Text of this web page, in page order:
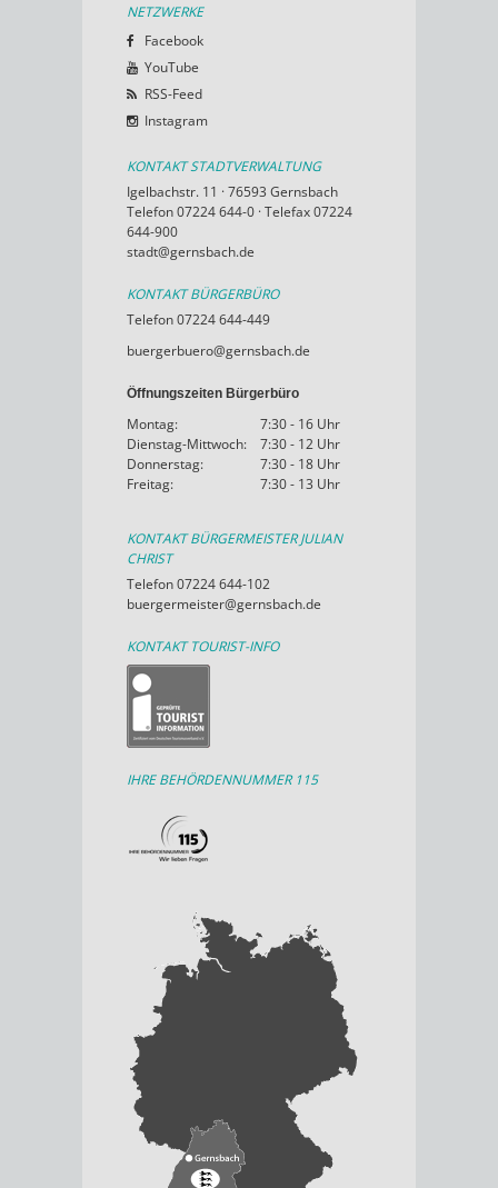
NETZWERKE
Facebook
YouTube
RSS-Feed
Instagram
KONTAKT STADTVERWALTUNG
Igelbachstr. 11 · 76593 Gernsbach
Telefon 07224 644-0 · Telefax 07224
644-900
stadt@gernsbach.de
KONTAKT BÜRGERBÜRO
Telefon 07224 644-449
buergerbuero@gernsbach.de
Öffnungszeiten Bürgerbüro
Montag:
7:30 - 16 Uhr
Dienstag-Mittwoch:
7:30 - 12 Uhr
Donnerstag:
7:30 - 18 Uhr
Freitag:
7:30 - 13 Uhr
KONTAKT BÜRGERMEISTER JULIAN
CHRIST
Telefon 07224 644-102
buergermeister@gernsbach.de
KONTAKT TOURIST-INFO
IHRE BEHÖRDENNUMMER 115